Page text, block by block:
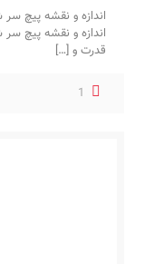
قدرت و […]
1